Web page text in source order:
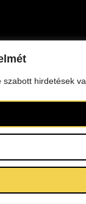
hirdetések